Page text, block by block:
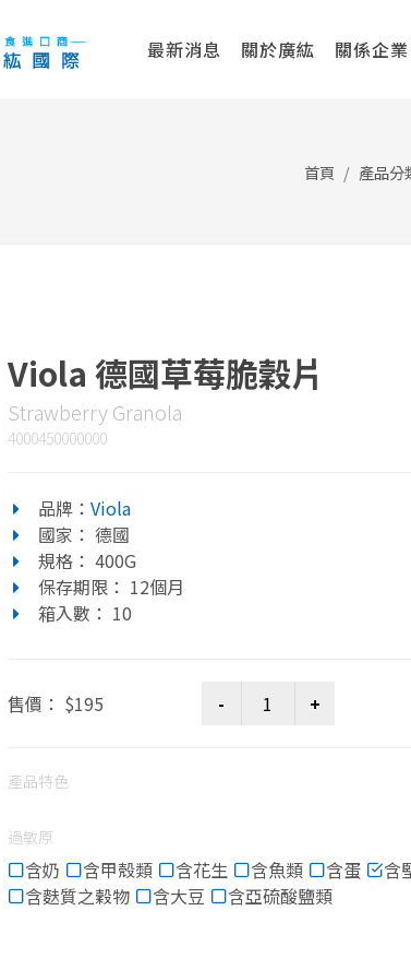
最新消息 關於廣紘 關係企業
首頁 產品分
Viola 德國草莓脆穀片
Strawberry Granola
4000450000000
品牌： Viola
國家： 德國
規格： 400G
保存期限： 12個月
箱入數： 10
售價： $195
產品特色
過敏原
含奶 含甲殼類 含花生 含魚類 含蛋 含
含麩質之穀物
含大豆 含亞硫酸鹽類